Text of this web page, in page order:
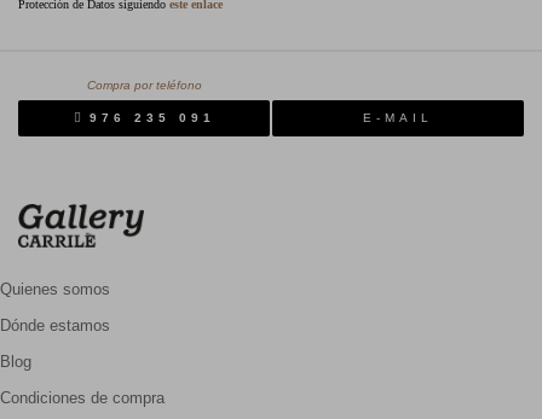
Protección de Datos siguiendo este enlace
Compra por teléfono
976 235 091 E-MAIL
Quienes somos
Dónde estamos
Blog
Condiciones de compra